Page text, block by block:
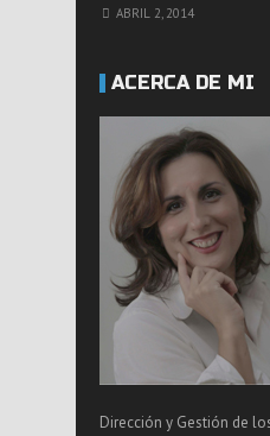
ABRIL 2, 2014
ACERCA DE MI
Dirección y Gestión de